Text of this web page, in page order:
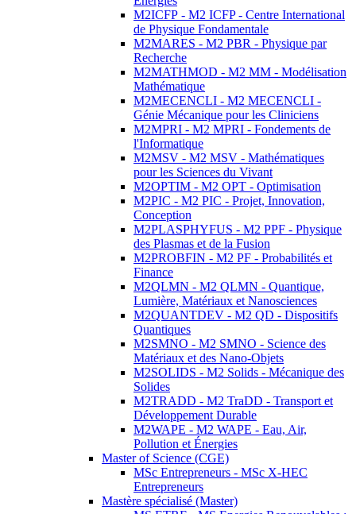
M2ICFP - M2 ICFP - Centre International
de Physique Fondamentale
M2MARES - M2 PBR - Physique par
Recherche
M2MATHMOD - M2 MM - Modélisation
Mathématique
M2MECENCLI - M2 MECENCLI -
Génie Mécanique pour les Cliniciens
M2MPRI - M2 MPRI - Fondements de
l'Informatique
M2MSV - M2 MSV - Mathématiques
pour les Sciences du Vivant
M2OPTIM - M2 OPT - Optimisation
M2PIC - M2 PIC - Projet, Innovation,
Conception
M2PLASPHYFUS - M2 PPF - Physique
des Plasmas et de la Fusion
M2PROBFIN - M2 PF - Probabilités et
Finance
M2QLMN - M2 QLMN - Quantique,
Lumière, Matériaux et Nanosciences
M2QUANTDEV - M2 QD - Dispositifs
Quantiques
M2SMNO - M2 SMNO - Science des
Matériaux et des Nano-Objets
M2SOLIDS - M2 Solids - Mécanique des
Solides
M2TRADD - M2 TraDD - Transport et
Développement Durable
M2WAPE - M2 WAPE - Eau, Air,
Pollution et Énergies
Master of Science (CGE)
MSc Entrepreneurs - MSc X-HEC
Entrepreneurs
Mastère spécialisé (Master)